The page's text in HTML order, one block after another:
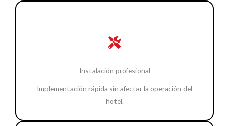
Instalación profesional
Implementación rápida sin afectar la operación del
hotel.